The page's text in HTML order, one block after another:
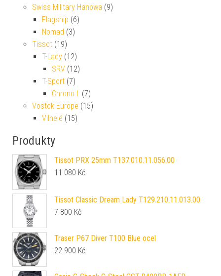
Swiss Military Hanowa (9)
Flagship (6)
Nomad (3)
Tissot (19)
T-Lady (12)
SRV (12)
T-Sport (7)
Chrono L (7)
Vostok Europe (15)
Vilnelé (15)
Produkty
Tissot PRX 25mm T137.010.11.056.00
11 080 Kč
Tissot Classic Dream Lady T129.210.11.013.00
7 800 Kč
Traser P67 Diver T100 Blue ocel
22 900 Kč